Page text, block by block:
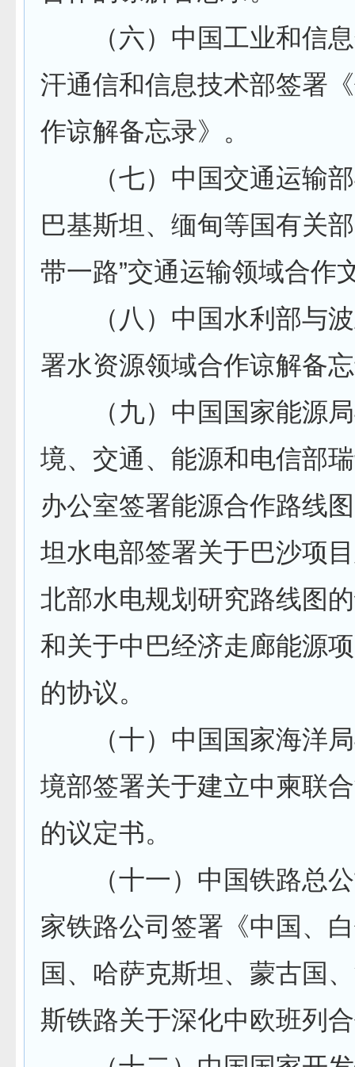
（六）中国工业和信息
汗通信和信息技术部签署
作谅解备忘录》。
（七）中国交通运输部
巴基斯坦、缅甸等国有关
带一路”交通运输领域合作
（八）中国水利部与波
署水资源领域合作谅解备
（九）中国国家能源局
境、交通、能源和电信部
办公室签署能源合作路线
坦水电部签署关于巴沙项
北部水电规划研究路线图
和关于中巴经济走廊能源
的协议。
（十）中国国家海洋局
境部签署关于建立中柬联
的议定书。
（十一）中国铁路总公
家铁路公司签署《中国、
国、哈萨克斯坦、蒙古国
斯铁路关于深化中欧班列